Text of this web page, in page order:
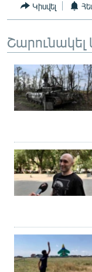
ԿՈՐՈՆԱՎԻՐՈՒՍ
ՏԵՍԱՆՅՈՒԹԵՐ
ԲԱՆԱՎԵՃ
ՁԳՏԵԼՈՎ
ՓՈԴՔԱՍԹ
Հայերեն
English
Русский
Կիսվել
Շարունակել